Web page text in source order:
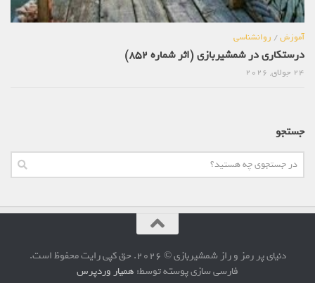
آموزش/ روانشناسی
درستکاری در شمشیربازی (اثر شماره 852)
24 جولای, 2026
جستجو
دنیای پر رمز و راز شمشیربازی © 2026. حق کپی رایت محفوظ است.
فارسی سازی پوسته توسط: همیار وردپرس